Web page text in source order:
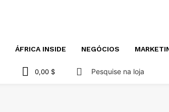
ÁFRICA INSIDE NEGÓCIOS
0,00 $ Pesquise na loja